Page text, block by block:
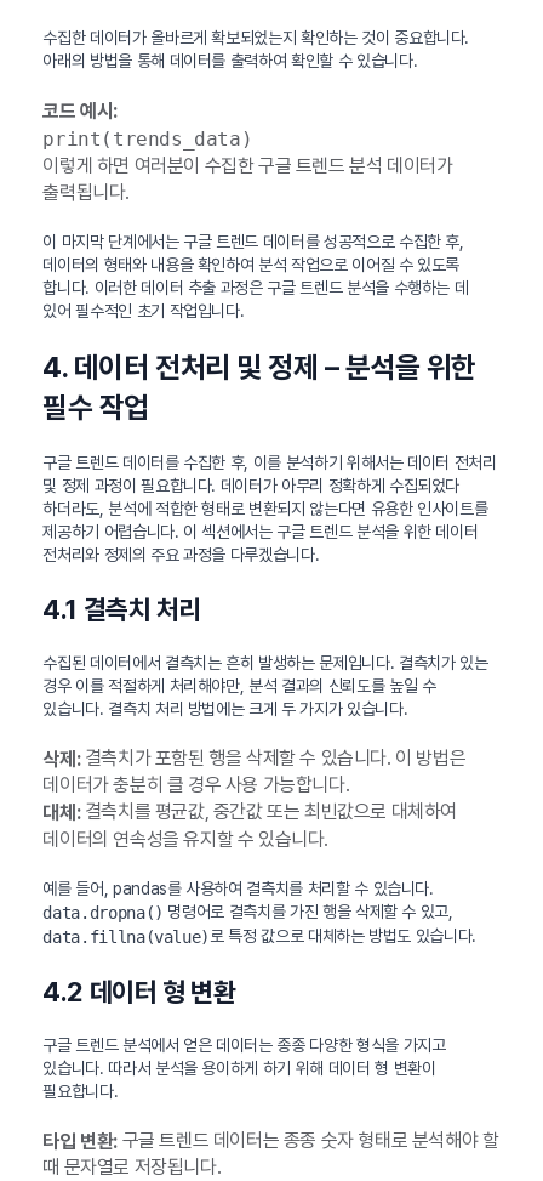
수집한 데이터가 올바르게 확보되었는지 확인하는 것이 중요합니다.
아래의 방법을 통해 데이터를 출력하여 확인할 수 있습니다.
코드 예시:
print(trends_data)
이렇게 하면 여러분이 수집한 구글 트렌드 분석 데이터가
출력됩니다.
이 마지막 단계에서는 구글 트렌드 데이터를 성공적으로 수집한 후,
데이터의 형태와 내용을 확인하여 분석 작업으로 이어질 수 있도록
합니다. 이러한 데이터 추출 과정은 구글 트렌드 분석을 수행하는 데
있어 필수적인 초기 작업입니다.
4. 데이터 전처리 및 정제 – 분석을 위한
필수 작업
구글 트렌드 데이터를 수집한 후, 이를 분석하기 위해서는 데이터 전처리
및 정제 과정이 필요합니다. 데이터가 아무리 정확하게 수집되었다
하더라도, 분석에 적합한 형태로 변환되지 않는다면 유용한 인사이트를
제공하기 어렵습니다. 이 섹션에서는 구글 트렌드 분석을 위한 데이터
전처리와 정제의 주요 과정을 다루겠습니다.
4.1 결측치 처리
수집된 데이터에서 결측치는 흔히 발생하는 문제입니다. 결측치가 있는
경우 이를 적절하게 처리해야만, 분석 결과의 신뢰도를 높일 수
있습니다. 결측치 처리 방법에는 크게 두 가지가 있습니다.
삭제:결측치가 포함된 행을 삭제할 수 있습니다. 이 방법은
데이터가 충분히 클 경우 사용 가능합니다.
대체:결측치를 평균값, 중간값 또는 최빈값으로 대체하여
데이터의 연속성을 유지할 수 있습니다.
예를 들어, pandas를 사용하여 결측치를 처리할 수 있습니다.
data.dropna() 명령어로 결측치를 가진 행을 삭제할 수 있고,
data.fillna(value) 로 특정 값으로 대체하는 방법도 있습니다.
4.2 데이터 형 변환
구글 트렌드 분석에서 얻은 데이터는 종종 다양한 형식을 가지고
있습니다. 따라서 분석을 용이하게 하기 위해 데이터 형 변환이
필요합니다.
타입 변환:구글 트렌드 데이터는 종종 숫자 형태로 분석해야 할
때 문자열로 저장됩니다.